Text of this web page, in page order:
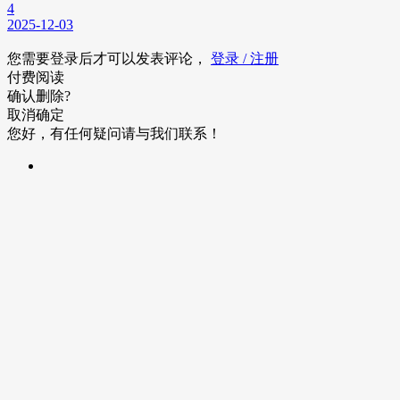
4
2025-12-03
您需要登录后才可以发表评论， 登录 / 注册
付费阅读
确认删除?
取消确定
您好，有任何疑问请与我们联系！